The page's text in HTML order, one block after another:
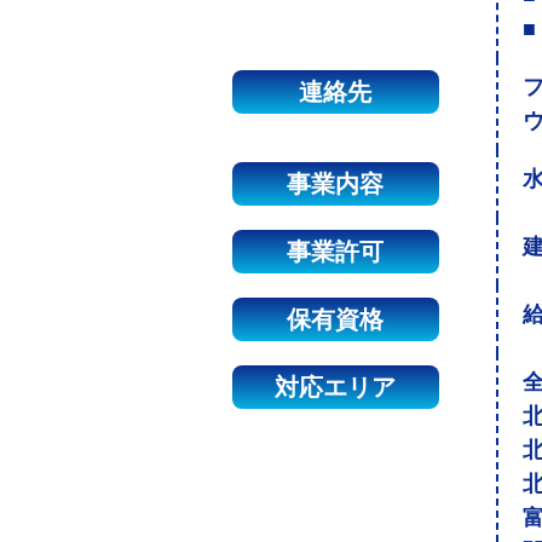
■
連絡先
事業内容
事業許可
保有資格
対応エリア